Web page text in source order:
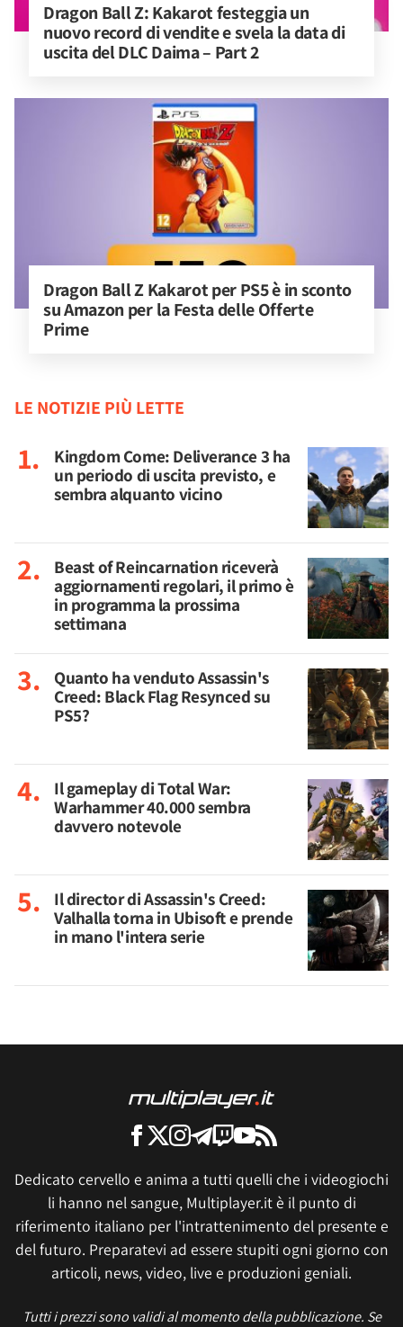
Dragon Ball Z: Kakarot festeggia un
nuovo record di vendite e svela la data di
uscita del DLC Daima – Part 2
Dragon Ball Z Kakarot per PS5 è in sconto
su Amazon per la Festa delle Offerte
Prime
LE NOTIZIE PIÙ LETTE
Kingdom Come: Deliverance 3 ha
un periodo di uscita previsto, e
sembra alquanto vicino
Beast of Reincarnation riceverà
aggiornamenti regolari, il primo è
in programma la prossima
settimana
Quanto ha venduto Assassin's
Creed: Black Flag Resynced su
PS5?
Il gameplay di Total War:
Warhammer 40.000 sembra
davvero notevole
Il director di Assassin's Creed:
Valhalla torna in Ubisoft e prende
in mano l'intera serie
Dedicato cervello e anima a tutti quelli che i videogiochi
li hanno nel sangue, Multiplayer.it è il punto di
riferimento italiano per l'intrattenimento del presente e
del futuro. Preparatevi ad essere stupiti ogni giorno con
articoli, news, video, live e produzioni geniali.
Tutti i prezzi sono validi al momento della pubblicazione. Se